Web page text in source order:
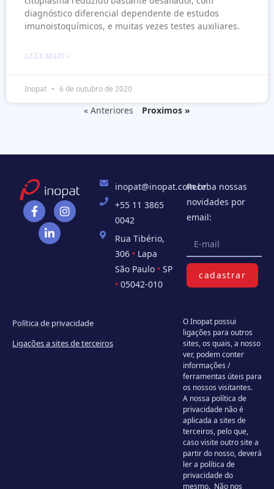
diagnóstico diferencial dependente de estudos
imunoistoquímicos, e muitas vezes testes auxiliares.
LEIA MAIS »
Inopat 6 de outubro de 2020
« Anteriores Proximos »
inopat@inopat.com.br
+55 11 3865
0042
Rua Tibério,
306 • Lapa
São Paulo •SP
• 05042-010
Receba nossas
novidades por
email:
cadastrar
Política de privacidade
Ligações a sites de terceiros
O Inopat possui
ligações para outros
sites, os quais, a nosso
ver, podem conter
informações /
ferramentas úteis para
os nossos visitantes.
A nossa política de
privacidade não é
aplicada a sites de
terceiros, pelo que,
caso visite outro site a
partir do nosso, deverá
ler a política de
privacidade do
mesmo. Não nos